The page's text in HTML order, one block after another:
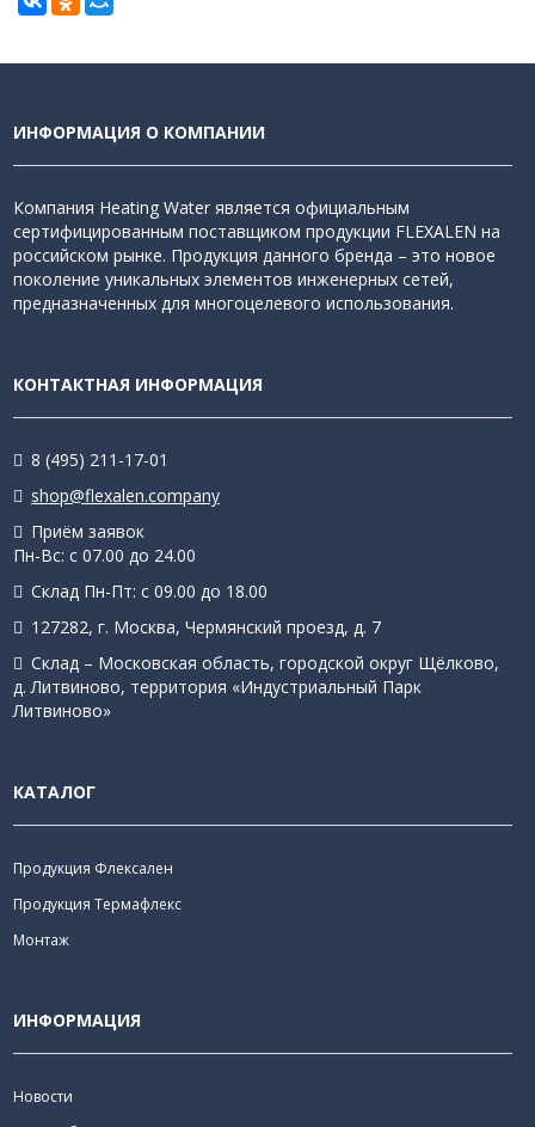
ИНФОРМАЦИЯ О КОМПАНИИ
Компания Heating Water является официальным
сертифицированным поставщиком продукции FLEXALEN на
российском рынке. Продукция данного бренда – это новое
поколение уникальных элементов инженерных сетей,
предназначенных для многоцелевого использования.
КОНТАКТНАЯ ИНФОРМАЦИЯ
8 (495) 211-17-01
shop@flexalen.company
Приём заявок
Пн-Вс: с 07.00 до 24.00
Склад Пн-Пт: с 09.00 до 18.00
127282, г. Москва, Чермянский проезд, д. 7
Склад – Московская область, городской округ Щёлково,
д. Литвиново, территория «Индустриальный Парк
Литвиново»
КАТАЛОГ
Продукция Флексален
Продукция Термафлекс
Монтаж
ИНФОРМАЦИЯ
Новости